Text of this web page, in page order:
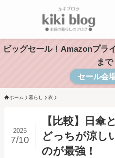
ビッグセール！Amazonプラ
まで
セール会
ホーム 暮らし 衣
【比較】日傘
どっちが涼し
のが最強！
2025
7/10